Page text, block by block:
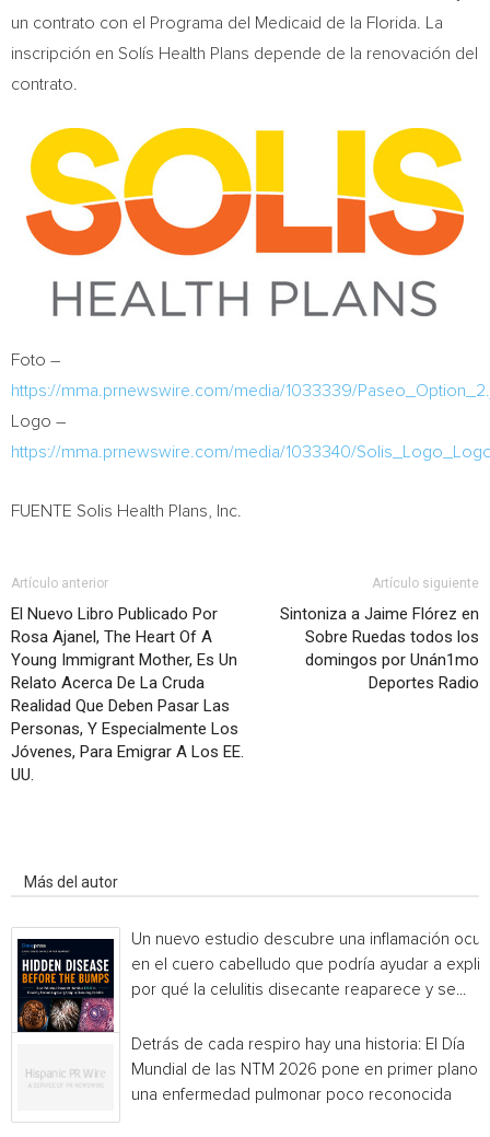
un contrato con el Programa del Medicaid de la Florida . La
inscripción en Solís Health Plans depende de la renovación del
contrato.
Foto –
https://mma.prnewswire.com/media/1033339/
Logo –
https://mma.prnewswire.com/media/1033340/
FUENTE Solis Health Plans, Inc.
Artículo anterior
El Nuevo Libro Publicado Por
Rosa Ajanel, The Heart Of A
Young Immigrant Mother, Es Un
Relato Acerca De La Cruda
Realidad Que Deben Pasar Las
Personas, Y Especialmente Los
Jóvenes, Para Emigrar A Los EE.
UU.
Artículo siguiente
Sintoniza a Jaime Flórez en
Sobre Ruedas todos los
domingos por Unán1mo
Deportes Radio
Más del autor
Un nuevo estudio descubre una inflamación
en el cuero cabelludo que podría ayudar a
por qué la celulitis disecante reaparece y se...
Detrás de cada respiro hay una historia: El Día
Mundial de las NTM 2026 pone en primer plano
una enfermedad pulmonar poco reconocida